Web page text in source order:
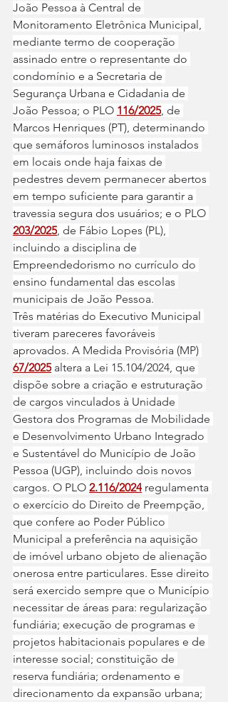
João Pessoa à Central de
Monitoramento Eletrônica Municipal,
mediante termo de cooperação
assinado entre o representante do
condomínio e a Secretaria de
Segurança Urbana e Cidadania de
João Pessoa; o PLO 116/2025, de
Marcos Henriques (PT), determinando
que semáforos luminosos instalados
em locais onde haja faixas de
pedestres devem permanecer abertos
em tempo suficiente para garantir a
travessia segura dos usuários; e o PLO
203/2025, de Fábio Lopes (PL),
incluindo a disciplina de
Empreendedorismo no currículo do
ensino fundamental das escolas
municipais de João Pessoa.
Três matérias do Executivo Municipal
tiveram pareceres favoráveis
aprovados. A Medida Provisória (MP)
67/2025 altera a Lei 15.104/2024, que
dispõe sobre a criação e estruturação
de cargos vinculados à Unidade
Gestora dos Programas de Mobilidade
e Desenvolvimento Urbano Integrado
e Sustentável do Município de João
Pessoa (UGP), incluindo dois novos
cargos. O PLO 2.116/2024 regulamenta
o exercício do Direito de Preempção,
que confere ao Poder Público
Municipal a preferência na aquisição
de imóvel urbano objeto de alienação
onerosa entre particulares. Esse direito
será exercido sempre que o Município
necessitar de áreas para: regularização
fundiária; execução de programas e
projetos habitacionais populares e de
interesse social; constituição de
reserva fundiária; ordenamento e
direcionamento da expansão urbana;